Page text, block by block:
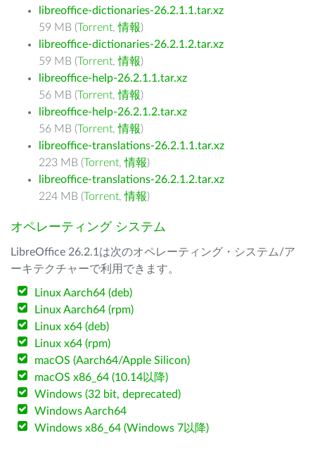
libreoffice-dictionaries-26.2.1.1.tar.xz
59 MB (Torrent,情報)
libreoffice-dictionaries-26.2.1.2.tar.xz
59 MB (Torrent,情報)
libreoffice-help-26.2.1.1.tar.xz
56 MB (Torrent,情報)
libreoffice-help-26.2.1.2.tar.xz
56 MB (Torrent,情報)
libreoffice-translations-26.2.1.1.tar.xz
223 MB (Torrent,情報)
libreoffice-translations-26.2.1.2.tar.xz
224 MB (Torrent,情報)
オペレーティング システム
LibreOffice 26.2.1は次のオペレーティング・システム/ア
ーキテクチャーで利用できます。
Linux Aarch64 (deb)
Linux Aarch64 (rpm)
Linux x64 (deb)
Linux x64 (rpm)
macOS (Aarch64/Apple Silicon)
macOS x86_64 (10.14以降)
Windows (32 bit, deprecated)
Windows Aarch64
Windows x86_64 (Windows 7以降)